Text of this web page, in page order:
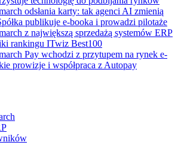
odsłania karty: tak agenci AI zmienią
publikuje e-booka i prowadzi pilotaże
z największą sprzedażą systemów ERP
rankingu ITwiz Best100
Pay wchodzi z przytupem na rynek e-
prowizje i współpraca z Autopay